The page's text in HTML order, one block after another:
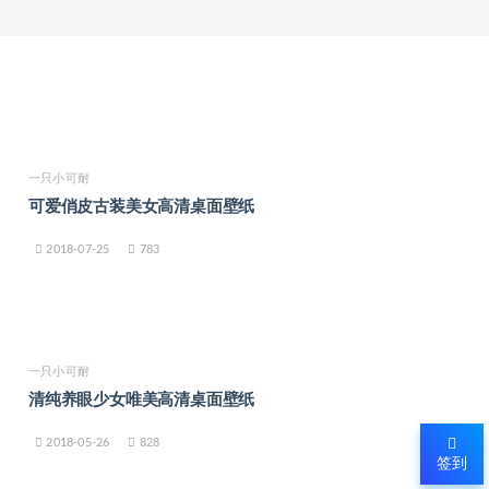
一只小可耐
可爱俏皮古装美女高清桌面壁纸
2018-07-25 783
一只小可耐
清纯养眼少女唯美高清桌面壁纸
2018-05-26 828
签到